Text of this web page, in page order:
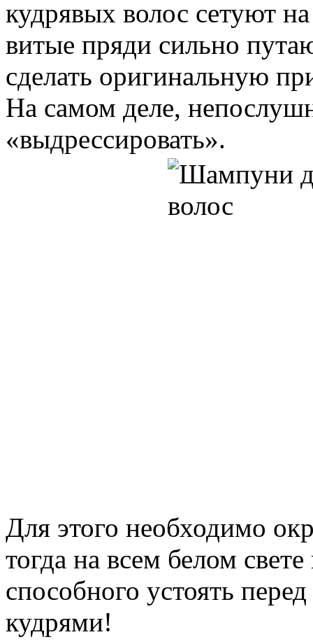
кудрявых волос сетуют
витые пряди сильно
сделать оригинальную
На самом деле,
«выдрессировать».
Для этого необходимо
тогда на всем белом
способного устоять
кудрями!